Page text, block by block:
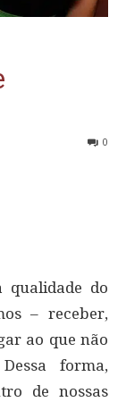
0
qualidade do
– receber,
ao que não
forma,
de nossas